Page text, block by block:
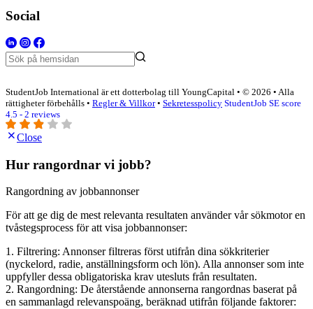
Social
StudentJob International är ett dotterbolag till YoungCapital • © 2026 • Alla
rättigheter förbehålls • Regler & Villkor• Sekretesspolicy StudentJob SE score
4.5 - 2 reviews
Close
Hur rangordnar vi jobb?
Rangordning av jobbannonser
För att ge dig de mest relevanta resultaten använder vår sökmotor en
tvåstegsprocess för att visa jobbannonser:
1. Filtrering: Annonser filtreras först utifrån dina sökkriterier
(nyckelord, radie, anställningsform och lön). Alla annonser som inte
uppfyller dessa obligatoriska krav utesluts från resultaten.
2. Rangordning: De återstående annonserna rangordnas baserat på
en sammanlagd relevanspoäng, beräknad utifrån följande faktorer: